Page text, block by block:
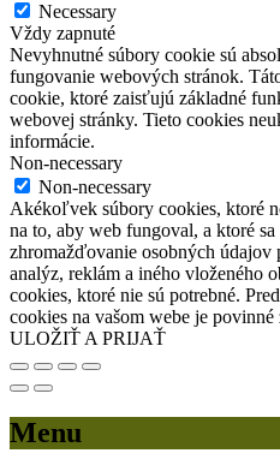
Necessary
Vždy zapnuté
Nevyhnutné súbory cookie sú
fungovanie webových stránok.
cookie, ktoré zaisťujú základné
webovej stránky. Tieto cookies
informácie.
Non-necessary
Non-necessary
Akékoľvek súbory cookies, ktoré
na to, aby web fungoval, a ktoré
zhromažďovanie osobných
analýz, reklám a iného vloženého
cookies, ktoré nie sú potrebné.
cookies na vašom webe je
ULOŽIŤ A PRIJAŤ
Menu